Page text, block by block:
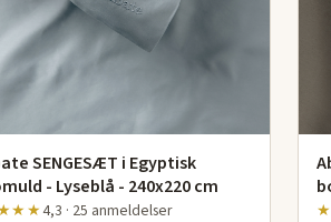
SENGESÆT i Egyptisk
- Lyseblå - 240x220 cm
4,3 · 25 anmeldelser